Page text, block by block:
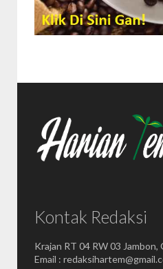
Kontak Redaksi
Krajan RT 04 RW 03
Email :